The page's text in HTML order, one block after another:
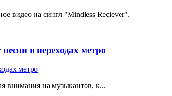
видео на сингл "Mindless Reciever".
в переходах метро
внимания на музыкантов, к...